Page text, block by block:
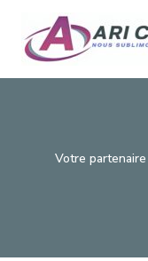
contenu
Votre